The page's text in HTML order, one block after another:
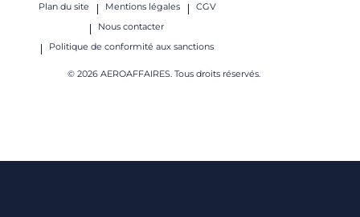
Plan du site Mentions légales
CGV
Nous contacter
Politique de conformité aux sanctions
© 2026 AEROAFFAIRES. Tous droits réservés.